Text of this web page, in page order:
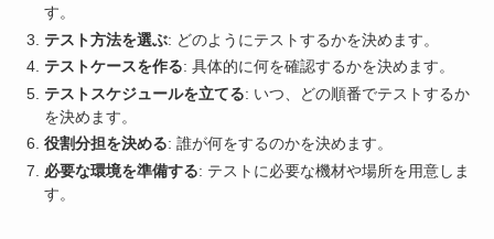
す。
テスト方法を選ぶ: どのようにテストするかを決めます。
テストケースを作る: 具体的に何を確認するかを決めます。
テストスケジュールを立てる: いつ、どの順番でテストするか
を決めます。
役割分担を決める: 誰が何をするのかを決めます。
必要な環境を準備する: テストに必要な機材や場所を用意しま
す。